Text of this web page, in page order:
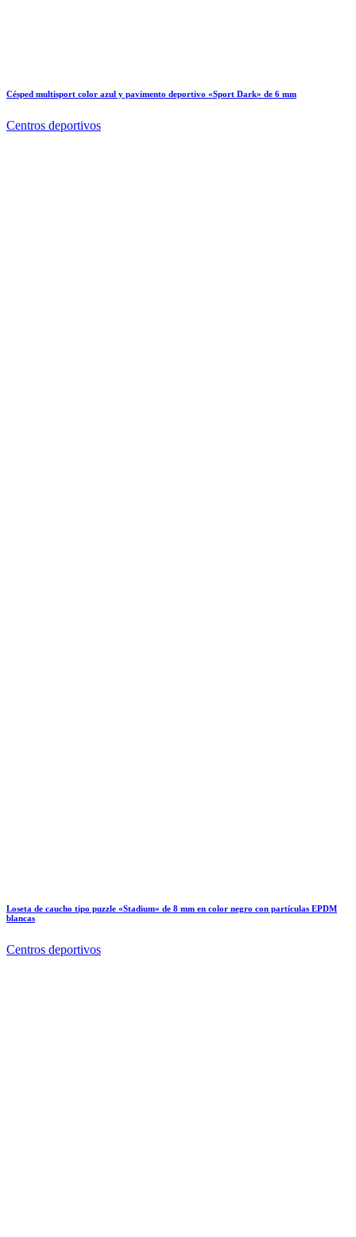
Césped multisport color azul y pavimento deportivo «Sport Dark» de 6 mm
Centros deportivos
Loseta de caucho tipo puzzle «Stadium» de 8 mm en color negro con partículas EPDM
blancas
Centros deportivos